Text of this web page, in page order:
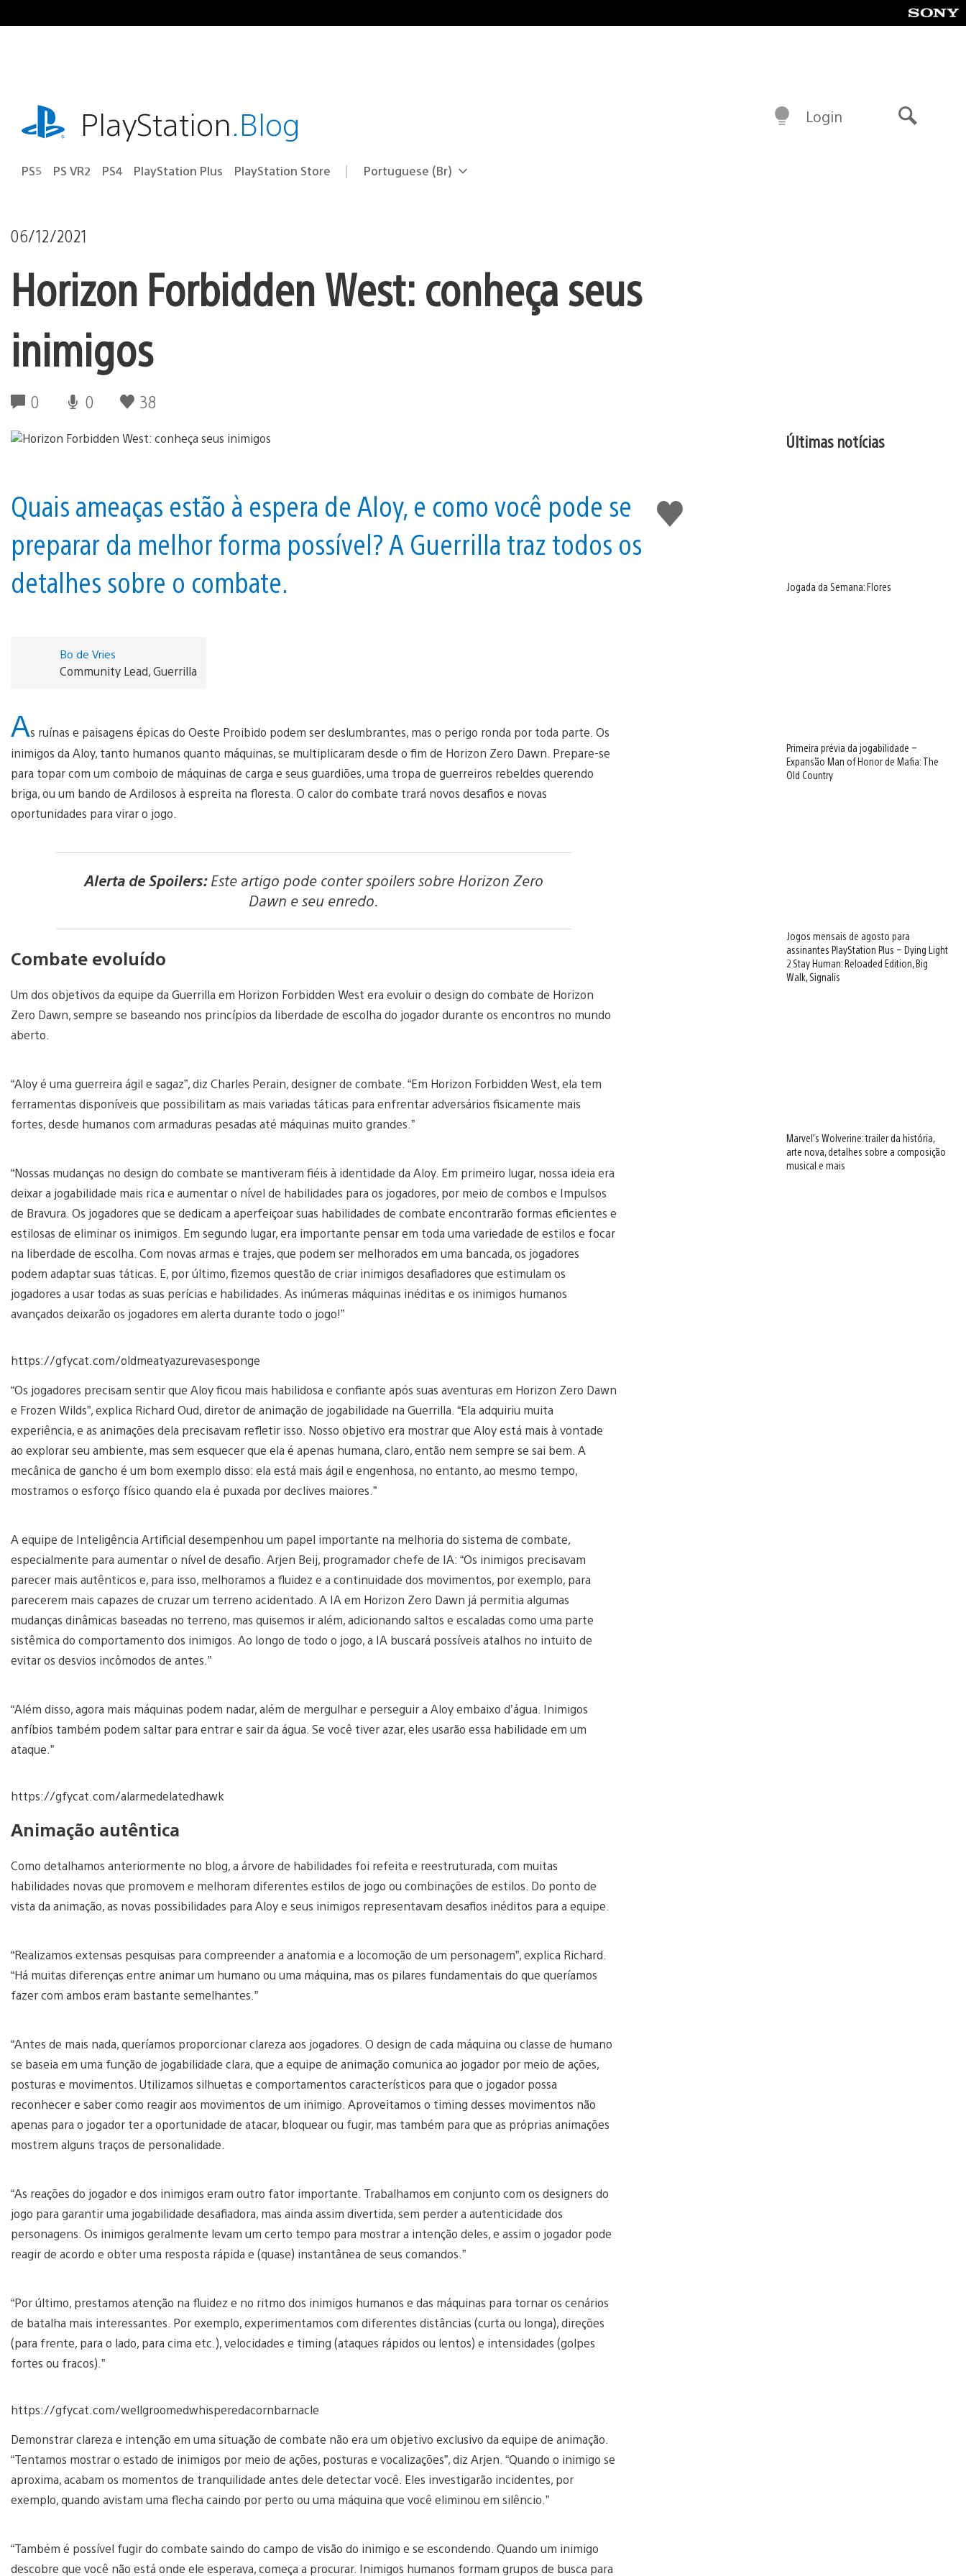
para
playstation.comPlayStation.Blog
PS5 PS VR2 PS4 PlayStation Plus PlayStation Store Selecione
Região
Portuguese (Br)
Login
06/12/2021
Horizon Forbidden West: conheça seus
inimigos
0 0 38
Curtir
Quais ameaças estão à espera de Aloy, e como você pode se
preparar da melhor forma possível? A Guerrilla traz todos os
detalhes sobre o combate.
Bo de Vries
Community Lead, Guerrilla
As ruínas e paisagens épicas do Oeste Proibido podem ser deslumbrantes, mas o perigo ronda por toda parte. Os
inimigos da Aloy, tanto humanos quanto máquinas, se multiplicaram desde o fim de Horizon Zero Dawn. Prepare-se
para topar com um comboio de máquinas de carga e seus guardiões, uma tropa de guerreiros rebeldes querendo
briga, ou um bando de Ardilosos à espreita na floresta. O calor do combate trará novos desafios e novas
oportunidades para virar o jogo.
Alerta de Spoilers:Este artigo pode conter spoilers sobre Horizon Zero
Dawn e seu enredo.
Combate evoluído
Um dos objetivos da equipe da Guerrilla em Horizon Forbidden West era evoluir o design do combate de Horizon
Zero Dawn, sempre se baseando nos princípios da liberdade de escolha do jogador durante os encontros no mundo
aberto.
“Aloy é uma guerreira ágil e sagaz”, diz Charles Perain, designer de combate. “Em Horizon Forbidden West, ela tem
ferramentas disponíveis que possibilitam as mais variadas táticas para enfrentar adversários fisicamente mais
fortes, desde humanos com armaduras pesadas até máquinas muito grandes.”
“Nossas mudanças no design do combate se mantiveram fiéis à identidade da Aloy. Em primeiro lugar, nossa ideia era
deixar a jogabilidade mais rica e aumentar o nível de habilidades para os jogadores, por meio de combos e Impulsos
de Bravura. Os jogadores que se dedicam a aperfeiçoar suas habilidades de combate encontrarão formas eficientes e
estilosas de eliminar os inimigos. Em segundo lugar, era importante pensar em toda uma variedade de estilos e focar
na liberdade de escolha. Com novas armas e trajes, que podem ser melhorados em uma bancada, os jogadores
podem adaptar suas táticas. E, por último, fizemos questão de criar inimigos desafiadores que estimulam os
jogadores a usar todas as suas perícias e habilidades. As inúmeras máquinas inéditas e os inimigos humanos
avançados deixarão os jogadores em alerta durante todo o jogo!”
https://gfycat.com/oldmeatyazurevasesponge
“Os jogadores precisam sentir que Aloy ficou mais habilidosa e confiante após suas aventuras em Horizon Zero Dawn
e Frozen Wilds”, explica Richard Oud, diretor de animação de jogabilidade na Guerrilla. “Ela adquiriu muita
experiência, e as animações dela precisavam refletir isso. Nosso objetivo era mostrar que Aloy está mais à vontade
ao explorar seu ambiente, mas sem esquecer que ela é apenas humana, claro, então nem sempre se sai bem. A
mecânica de gancho é um bom exemplo disso: ela está mais ágil e engenhosa, no entanto, ao mesmo tempo,
mostramos o esforço físico quando ela é puxada por declives maiores.”
A equipe de Inteligência Artificial desempenhou um papel importante na melhoria do sistema de combate,
especialmente para aumentar o nível de desafio. Arjen Beij, programador chefe de IA: “Os inimigos precisavam
parecer mais autênticos e, para isso, melhoramos a fluidez e a continuidade dos movimentos, por exemplo, para
parecerem mais capazes de cruzar um terreno acidentado. A IA em Horizon Zero Dawn já permitia algumas
mudanças dinâmicas baseadas no terreno, mas quisemos ir além, adicionando saltos e escaladas como uma parte
sistêmica do comportamento dos inimigos. Ao longo de todo o jogo, a IA buscará possíveis atalhos no intuito de
evitar os desvios incômodos de antes.”
“Além disso, agora mais máquinas podem nadar, além de mergulhar e perseguir a Aloy embaixo d’água. Inimigos
anfíbios também podem saltar para entrar e sair da água. Se você tiver azar, eles usarão essa habilidade em um
ataque.”
https://gfycat.com/alarmedelatedhawk
Animação autêntica
Como detalhamos anteriormente no blog, a árvore de habilidades foi refeita e reestruturada, com muitas
habilidades novas que promovem e melhoram diferentes estilos de jogo ou combinações de estilos. Do ponto de
vista da animação, as novas possibilidades para Aloy e seus inimigos representavam desafios inéditos para a equipe.
“Realizamos extensas pesquisas para compreender a anatomia e a locomoção de um personagem”, explica Richard.
“Há muitas diferenças entre animar um humano ou uma máquina, mas os pilares fundamentais do que queríamos
fazer com ambos eram bastante semelhantes.”
“Antes de mais nada, queríamos proporcionar clareza aos jogadores. O design de cada máquina ou classe de humano
se baseia em uma função de jogabilidade clara, que a equipe de animação comunica ao jogador por meio de ações,
posturas e movimentos. Utilizamos silhuetas e comportamentos característicos para que o jogador possa
reconhecer e saber como reagir aos movimentos de um inimigo. Aproveitamos o timing desses movimentos não
apenas para o jogador ter a oportunidade de atacar, bloquear ou fugir, mas também para que as próprias animações
mostrem alguns traços de personalidade.
“As reações do jogador e dos inimigos eram outro fator importante. Trabalhamos em conjunto com os designers do
jogo para garantir uma jogabilidade desafiadora, mas ainda assim divertida, sem perder a autenticidade dos
personagens. Os inimigos geralmente levam um certo tempo para mostrar a intenção deles, e assim o jogador pode
reagir de acordo e obter uma resposta rápida e (quase) instantânea de seus comandos.”
“Por último, prestamos atenção na fluidez e no ritmo dos inimigos humanos e das máquinas para tornar os cenários
de batalha mais interessantes. Por exemplo, experimentamos com diferentes distâncias (curta ou longa), direções
(para frente, para o lado, para cima etc.), velocidades e timing (ataques rápidos ou lentos) e intensidades (golpes
fortes ou fracos).”
https://gfycat.com/wellgroomedwhisperedacornbarnacle
Demonstrar clareza e intenção em uma situação de combate não era um objetivo exclusivo da equipe de animação.
“Tentamos mostrar o estado de inimigos por meio de ações, posturas e vocalizações”, diz Arjen. “Quando o inimigo se
aproxima, acabam os momentos de tranquilidade antes dele detectar você. Eles investigarão incidentes, por
exemplo, quando avistam uma flecha caindo por perto ou uma máquina que você eliminou em silêncio.”
“Também é possível fugir do combate saindo do campo de visão do inimigo e se escondendo. Quando um inimigo
descobre que você não está onde ele esperava, começa a procurar. Inimigos humanos formam grupos de busca para
Últimas notícias
Jogada da Semana: Flores
Primeira prévia da jogabilidade –
Expansão Man of Honor de Mafia: The
Old Country
Jogos mensais de agosto para
assinantes PlayStation Plus – Dying Light
2 Stay Human: Reloaded Edition, Big
Walk, Signalis
Marvel’s Wolverine: trailer da história,
arte nova, detalhes sobre a composição
musical e mais